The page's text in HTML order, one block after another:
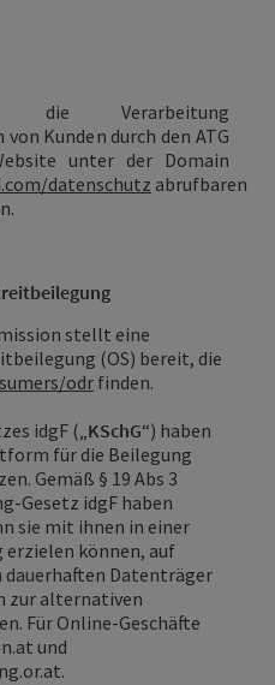
die Verarbeitung
Kunden durch den ATG
unter der Domain
datenschutz abrufbaren
stellt eine
(OS) bereit, die
odr finden.
idgF („KSchG“) haben
für die Beilegung
Gemäß § 19 Abs 3
Gesetz idgF haben
sie mit ihnen in einer
können, auf
dauerhaften Datenträger
zur alternativen
Für Online-Geschäfte
und